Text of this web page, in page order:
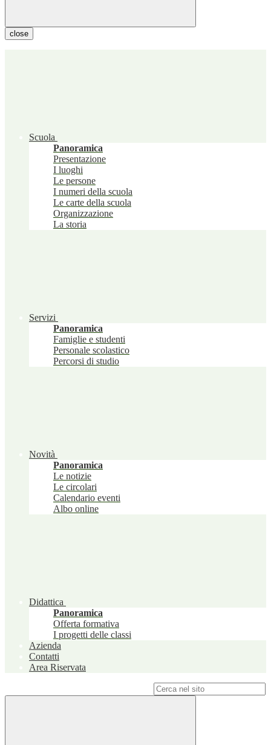
close
Scuola
Panoramica
Presentazione
I luoghi
Le persone
I numeri della scuola
Le carte della scuola
Organizzazione
La storia
Servizi
Panoramica
Famiglie e studenti
Personale scolastico
Percorsi di studio
Novità
Panoramica
Le notizie
Le circolari
Calendario eventi
Albo online
Didattica
Panoramica
Offerta formativa
I progetti delle classi
Azienda
Contatti
Area Riservata